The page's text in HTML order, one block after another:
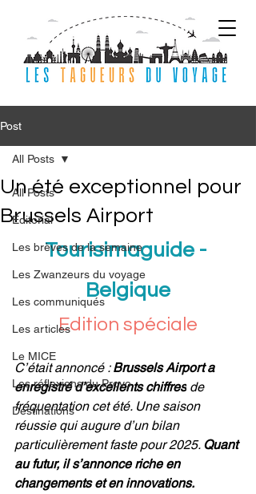
Post
All Posts
Editorial
Les brèves de la semaine
Les Zwanzeurs du voyage
Les communiqués
Les articles
Le MICE
Les réflexions du Provo
Destinations
All Posts
Un été exceptionnel pour
Brussels Airport
Tourisimaguide -
Belgique
Edition spéciale
C’était annoncé : Brussels Airport a
enregistré d’excellents chiffres de
fréquentation cet été. Une saison
réussie qui augure d’un bilan
particulièrement faste pour 2025. Quant
au futur, il s’annonce riche en
changements et en innovations.